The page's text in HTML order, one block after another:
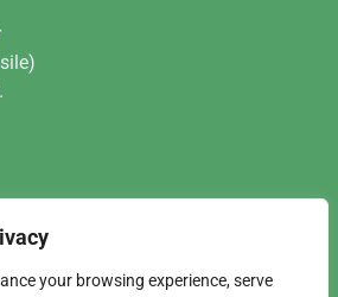
your browsing experience, serve